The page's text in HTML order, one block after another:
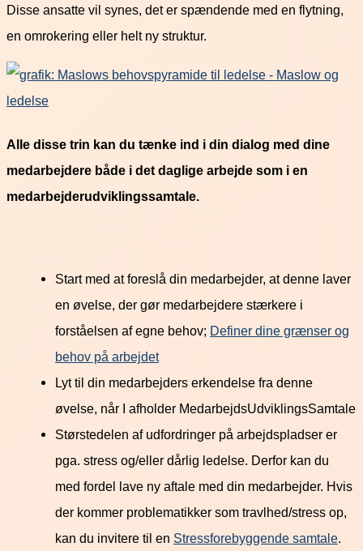
Disse ansatte vil synes, det er spændende med en flytning,
en omrokering eller helt ny struktur.
Alle disse trin kan du tænke ind i din dialog med dine
medarbejdere både i det daglige arbejde som i en
medarbejderudviklingssamtale.
Start med at foreslå din medarbejder, at denne laver
en øvelse, der gør medarbejdere stærkere i
forståelsen af egne behov; Definer dine grænser og
behov på arbejdet
Lyt til din medarbejders erkendelse fra denne
øvelse, når I afholder MedarbejdsUdviklingsSamtale
Størstedelen af udfordringer på arbejdspladser er
pga. stress og/eller dårlig ledelse. Derfor kan du
med fordel lave ny aftale med din medarbejder. Hvis
der kommer problematikker som travlhed/stress op,
kan du invitere til en Stressforebyggende samtale.